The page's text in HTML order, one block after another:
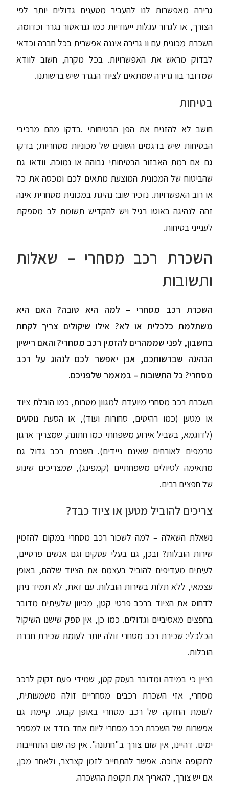
גרירה מאפשרות לנו להעביר מטענים גדולים יותר לפי
הצורך, או לגרור עגלות ייעודיות כמו גנראטור נגרר וכדומה.
השכרת מכונית עם וו גרירה איננה אפשרית בכל חברה וכדאי
לבדוק מראש את האפשרויות. בכל מקרה, חשוב לוודא
שמדובר בוו גרירה שמתאים לציוד הנגרר שיש ברשותנו.
בטיחות
חושב לא להזניח את הפן הבטיחותי .בדקו מהם מרכיבי
הבטיחות שיש בדגמים השונים של מכוניות מסחריות; בדקו
גם אם רמת האבזור הבטיחותי גבוהה או נמוכה. וודאו גם
שהביטוח של המכונית המוצעת מתאים לכם ומכסה את כל
או רוב האפשרויות. נזכיר שוב: נהיגת במכונית מסחרית אינה
זהה לנהיגה באוטו רגיל ויש להקדיש תשומת לב מספקת
לענייני בטיחות.
השכרת רכב מסחרי – שאלות
ותשובות
השכרת רכב מסחרי – למה היא טובה? האם היא
משתלמת כלכלית או לא? אילו שיקולים צריך לקחת
בחשבון, לפני שממהרים להזמין רכב מסחרי? והאם רישיון
הנהיגה שברשותכם, אכן יאפשר לכם לנהוג על רכב
מסחרי? כל התשובות – במאמר שלפניכם.
השכרת רכב מסחרי מיועדת למגוון מטרות, כמו הובלת ציוד
או מטען (כמו רהיטים, סחורות ועוד), או הסעת נוסעים
(לדוגמא, בשביל אירוע משפחתי כמו חתונה, שמצריך ארגון
טרמפים לאורחים שאינם ניידים). השכרת רכב גדול גם
מתאימה לטיולים משפחתיים (קמפינג), שמצריכים שינוע
של חפצים רבים.
צריכים להוביל מטען או ציוד כבד?
נשאלת השאלה – למה לשכור רכב מסחרי במקום להזמין
שירות הובלות? ובכן, גם בעלי עסקים וגם אנשים פרטיים,
לעיתים מעדיפים להוביל בעצמם את הציוד שלהם, באופן
עצמאי, ללא תלות בשירות הובלות. עם זאת, לא תמיד ניתן
לדחוס את הציוד ברכב פרטי קטן, מכיוון שלעיתים מדובר
בחפצים מאסיביים וגדולים. כמו כן, אין ספק שישנו השיקול
הכלכלי: שכירת רכב מסחרי זולה יותר לעומת שכירת חברת
הובלות.
נציין כי במידה ומדובר בעסק קטן, שמידי פעם זקוק לרכב
מסחרי, אזי השכרת רכבים מסחריים זולה משמעותית,
לעומת החזקה של רכב מסחרי באופן קבוע. קיימת גם
אפשרות של השכרת רכב מסחרי ליום אחד בודד או למספר
ימים. דהיינו, אין שום צורך ב"חתונה". אין פה שום התחייבות
לתקופה ארוכה. אפשר להתחייב לזמן קצרצר, ולאחר מכן,
אם יש צורך, להאריך את תקופת ההשכרה.